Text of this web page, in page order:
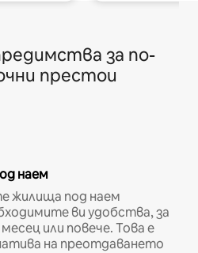
за по-
престои
наем
жилища под наем
ви удобства, за
или повече. Това е
на преотдаването